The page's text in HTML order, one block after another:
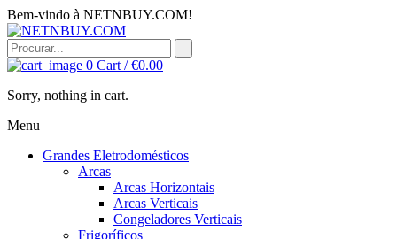
Bem-vindo à NETNBUY.COM!
0 Cart /€0.00
Sorry, nothing in cart.
Menu
Grandes Eletrodomésticos
Arcas
Arcas Horizontais
Arcas Verticais
Congeladores Verticais
Frigoríficos